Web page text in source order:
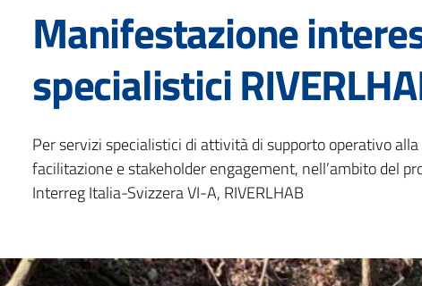
Manifestazione
specialistici
Per servizi specialistici di attività di supporto operativo
facilitazione e stakeholder engagement, nell’ambito del
Interreg Italia-Svizzera VI-A, RIVERLHAB